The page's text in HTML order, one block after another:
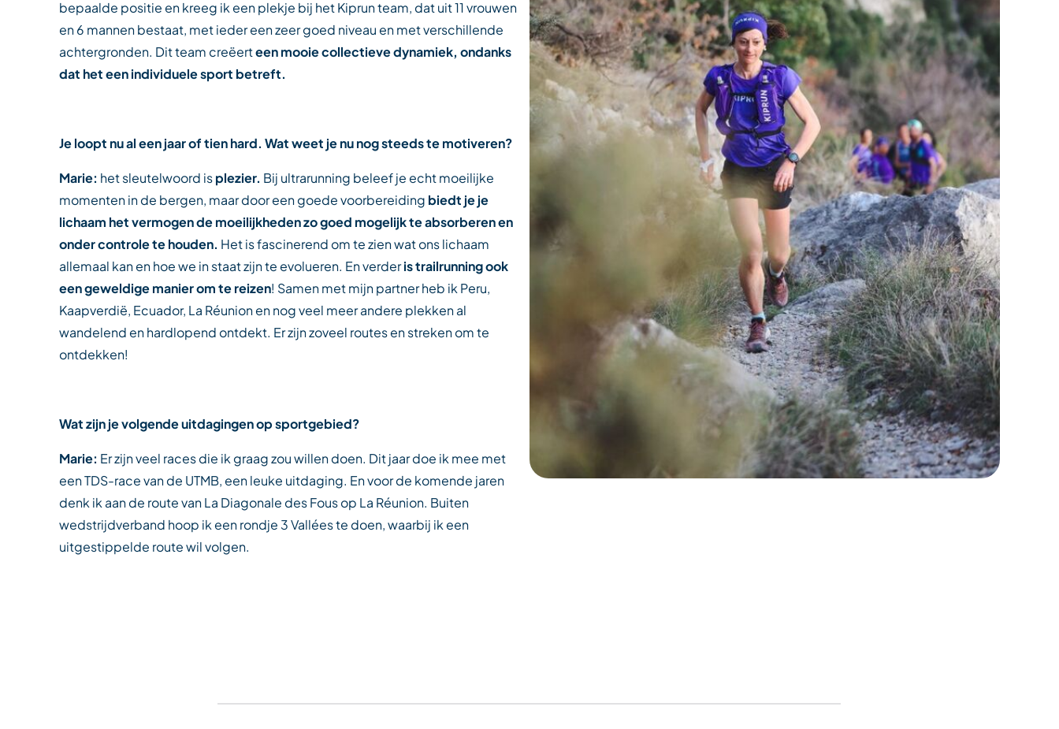
bepaalde positie en kreeg ik een plekje bij het Kiprun team, dat uit 11 vrouwen
en 6 mannen bestaat, met ieder een zeer goed niveau en met verschillende
achtergronden. Dit team creëerteen mooie collectieve dynamiek, ondanks
dat het een individuele sport betreft.
Je loopt nu al een jaar of tien hard. Wat weet je nu nog steeds te motiveren?
Marie: het sleutelwoord isplezier. Bij ultrarunning beleef je echt moeilijke
momenten in de bergen, maar door een goede voorbereiding biedt je je
lichaam het vermogen de moeilijkheden zo goed mogelijk te absorberen en
onder controle te houden. Het is fascinerend om te zien wat ons lichaam
allemaal kan en hoe we in staat zijn te evolueren. En verderis trailrunning ook
een geweldige manier om te reizen! Samen met mijn partner heb ik Peru,
Kaapverdië, Ecuador, La Réunion en nog veel meer andere plekken al
wandelend en hardlopend ontdekt. Er zijn zoveel routes en streken om te
ontdekken!
Wat zijn je volgende uitdagingen op sportgebied?
Marie: Er zijn veel races die ik graag zou willen doen. Dit jaar doe ik mee met
een TDS-race van de UTMB, een leuke uitdaging. En voor de komende jaren
denk ik aan de route van La Diagonale des Fous op La Réunion. Buiten
wedstrijdverband hoop ik een rondje 3 Vallées te doen, waarbij ik een
uitgestippelde route wil volgen.